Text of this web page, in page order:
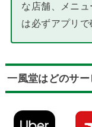
な店舗、メニ
は必ずアプリで
一風堂はどのサ